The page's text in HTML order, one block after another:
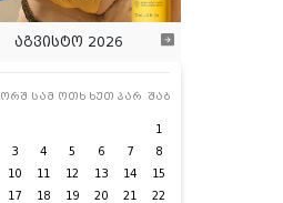
აგვისტო 2026
ორშ სამ ოთხ ხუთ პარ შაბ
1
3 4 5 6 7
8
10 11 12 13 14
15
17 18 19 20 21
22